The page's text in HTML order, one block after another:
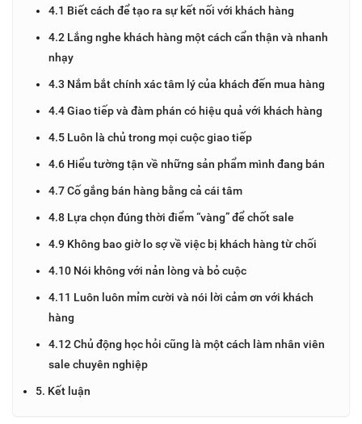
4.1 Biết cách để tạo ra sự kết nối với khách hàng
4.2 Lắng nghe khách hàng một cách cẩn thận và nhanh
nhạy
4.3 Nắm bắt chính xác tâm lý của khách đến mua hàng
4.4 Giao tiếp và đàm phán có hiệu quả với khách hàng
4.5 Luôn là chủ trong mọi cuộc giao tiếp
4.6 Hiểu tường tận về những sản phẩm mình đang bán
4.7 Cố gắng bán hàng bằng cả cái tâm
4.8 Lựa chọn đúng thời điểm “vàng” để chốt sale
4.9 Không bao giờ lo sợ về việc bị khách hàng từ chối
4.10 Nói không với nản lòng và bỏ cuộc
4.11 Luôn luôn mỉm cười và nói lời cảm ơn với khách
hàng
4.12 Chủ động học hỏi cũng là một cách làm nhân viên
sale chuyên nghiệp
5. Kết luận